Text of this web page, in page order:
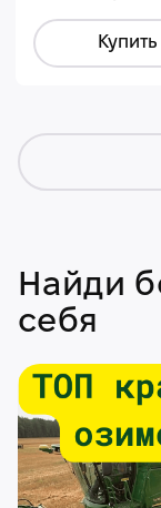
Купить
Найди
себя